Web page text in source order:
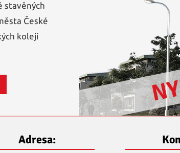
stavěných
České
kolejí
Adresa: